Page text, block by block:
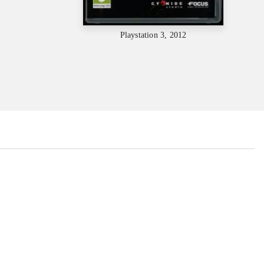
Playstation 3, 2012